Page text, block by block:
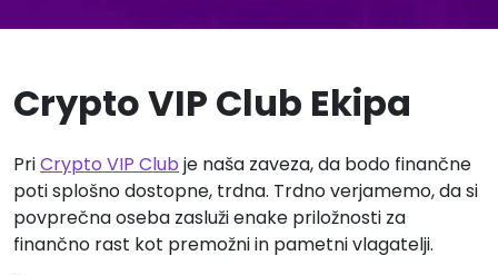
Crypto VIP Club Ekipa
PriCrypto VIP Club je naša zaveza, da bodo finančne
poti splošno dostopne, trdna. Trdno verjamemo, da si
povprečna oseba zasluži enake priložnosti za
finančno rast kot premožni in pametni vlagatelji.